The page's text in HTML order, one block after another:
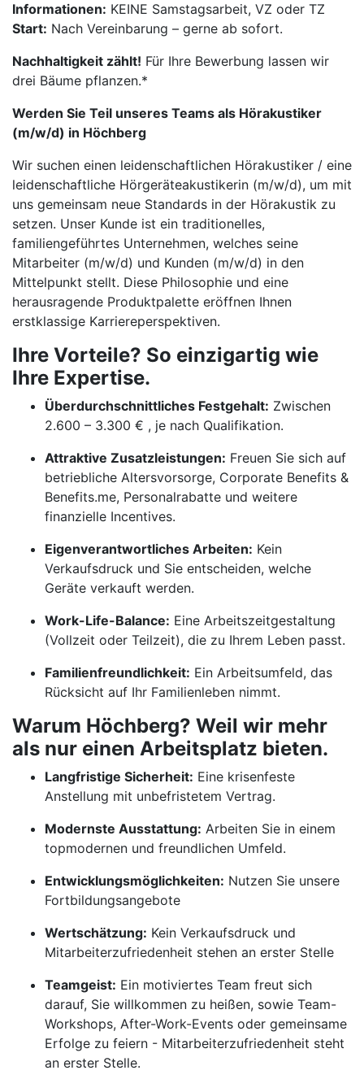
Informationen: KEINE Samstagsarbeit, VZ oder TZ
Start: Nach Vereinbarung – gerne ab sofort.
Nachhaltigkeit zählt! Für Ihre Bewerbung lassen wir
drei Bäume pflanzen.*
Werden Sie Teil unseres Teams als Hörakustiker
(m/w/d) in Höchberg
Wir suchen einen leidenschaftlichen Hörakustiker / eine
leidenschaftliche Hörgeräteakustikerin (m/w/d), um mit
uns gemeinsam neue Standards in der Hörakustik zu
setzen. Unser Kunde ist ein traditionelles,
familiengeführtes Unternehmen, welches seine
Mitarbeiter (m/w/d) und Kunden (m/w/d) in den
Mittelpunkt stellt. Diese Philosophie und eine
herausragende Produktpalette eröffnen Ihnen
erstklassige Karriereperspektiven.
Ihre Vorteile? So einzigartig wie
Ihre Expertise.
Überdurchschnittliches Festgehalt: Zwischen
2.600 – 3.300 € , je nach Qualifikation.
Attraktive Zusatzleistungen: Freuen Sie sich auf
betriebliche Altersvorsorge, Corporate Benefits &
Benefits.me, Personalrabatte und weitere
finanzielle Incentives.
Eigenverantwortliches Arbeiten: Kein
Verkaufsdruck und Sie entscheiden, welche
Geräte verkauft werden.
Work-Life-Balance: Eine Arbeitszeitgestaltung
(Vollzeit oder Teilzeit), die zu Ihrem Leben passt.
Familienfreundlichkeit: Ein Arbeitsumfeld, das
Rücksicht auf Ihr Familienleben nimmt.
Warum Höchberg? Weil wir mehr
als nur einen Arbeitsplatz bieten.
Langfristige Sicherheit: Eine krisenfeste
Anstellung mit unbefristetem Vertrag.
Modernste Ausstattung: Arbeiten Sie in einem
topmodernen und freundlichen Umfeld.
Entwicklungsmöglichkeiten: Nutzen Sie unsere
Fortbildungsangebote
Wertschätzung: Kein Verkaufsdruck und
Mitarbeiterzufriedenheit stehen an erster Stelle
Teamgeist: Ein motiviertes Team freut sich
darauf, Sie willkommen zu heißen, sowie Team-
Workshops, After-Work-Events oder gemeinsame
Erfolge zu feiern - Mitarbeiterzufriedenheit steht
an erster Stelle.